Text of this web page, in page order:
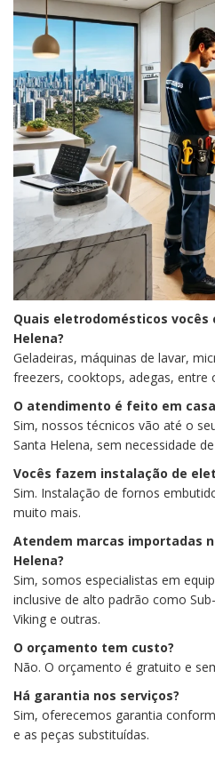
Quais eletrodomésticos vocês
Helena?
Geladeiras, máquinas de lavar,
freezers, cooktops, adegas, entre
O atendimento é feito em
Sim, nossos técnicos vão até o
Santa Helena, sem necessidade
Vocês fazem instalação de
Sim. Instalação de fornos
muito mais.
Atendem marcas importadas
Helena?
Sim, somos especialistas em
inclusive de alto padrão como
Viking e outras.
O orçamento tem custo?
Não. O orçamento é gratuito e
Há garantia nos serviços?
Sim, oferecemos garantia
e as peças substituídas.